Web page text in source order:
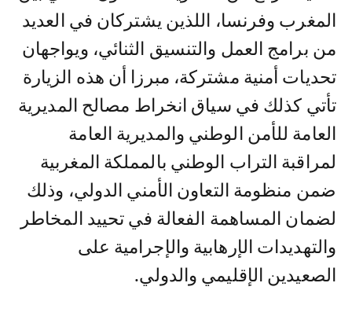
أهمية الرفع من مستويات التعاون الأمني بين
المغرب وفرنسا، اللذين يشتركان في العديد
من برامج العمل والتنسيق الثنائي، ويواجهان
تحديات أمنية مشتركة، مبرزا أن هذه الزيارة
تأتي كذلك في سياق انخراط مصالح المديرية
العامة للأمن الوطني والمديرية العامة
لمراقبة التراب الوطني بالمملكة المغربية
ضمن منظومة التعاون الأمني الدولي، وذلك
لضمان المساهمة الفعالة في تحييد المخاطر
والتهديدات الإرهابية والإجرامية على